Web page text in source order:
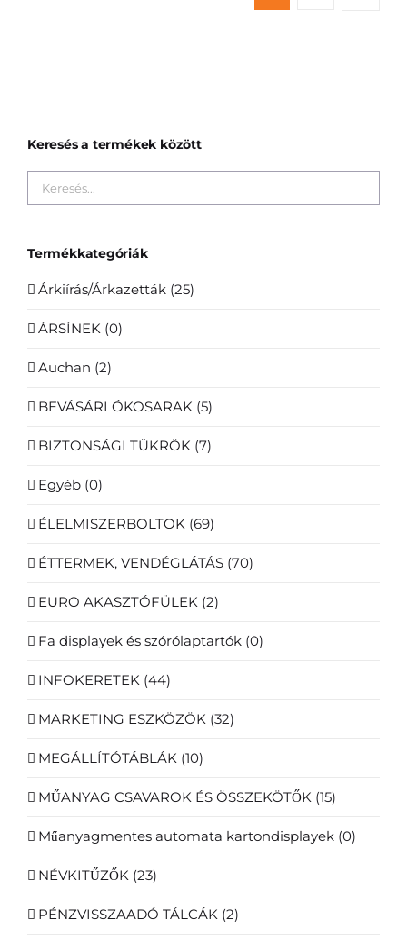
Keresés a termékek között
Termékkategóriák
Árkiírás/Árkazetták (25)
ÁRSÍNEK (0)
Auchan (2)
BEVÁSÁRLÓKOSARAK (5)
BIZTONSÁGI TÜKRÖK (7)
Egyéb (0)
ÉLELMISZERBOLTOK (69)
ÉTTERMEK, VENDÉGLÁTÁS (70)
EURO AKASZTÓFÜLEK (2)
Fa displayek és szórólaptartók (0)
INFOKERETEK (44)
MARKETING ESZKÖZÖK (32)
MEGÁLLÍTÓTÁBLÁK (10)
MŰANYAG CSAVAROK ÉS ÖSSZEKÖTŐK (15)
Műanyagmentes automata kartondisplayek (0)
NÉVKITŰZŐK (23)
PÉNZVISSZAADÓ TÁLCÁK (2)